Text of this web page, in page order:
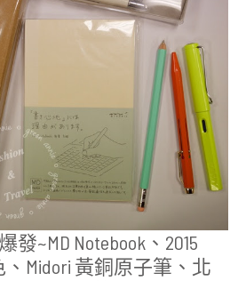
發~MD Notebook、2015
、Midori 黃銅原子筆、北